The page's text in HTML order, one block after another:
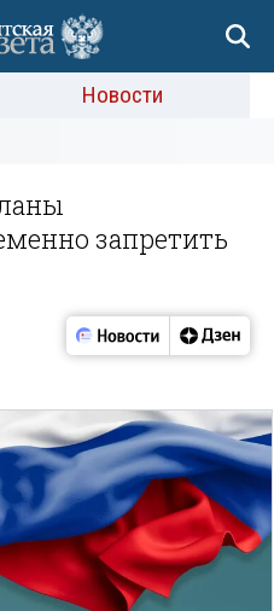
Новости
запретить